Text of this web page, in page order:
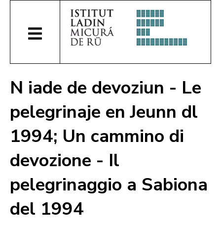
N iade de devoziun - Le
pelegrinaje en Jeunn dl
1994; Un cammino di
devozione - Il
pelegrinaggio a Sabiona
del 1994